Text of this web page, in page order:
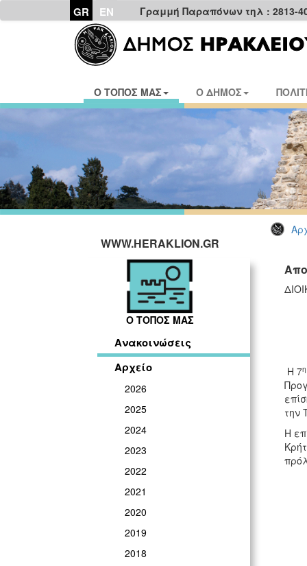
GR EN Γραμμή Παραπόνων τηλ : 2813-
Ο ΤΟΠΟΣ ΜΑΣ Ο ΔΗΜΟΣ
WWW.HERAKLION.GR
Ο ΤΟΠΟΣ ΜΑΣ
Ανακοινώσεις
Αρχείο
2026
2025
2024
2023
2022
2021
2020
2019
2018
Η 7η
την
Η